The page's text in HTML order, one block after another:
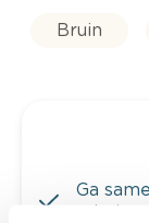
Bruin
Ga
ruimtes.